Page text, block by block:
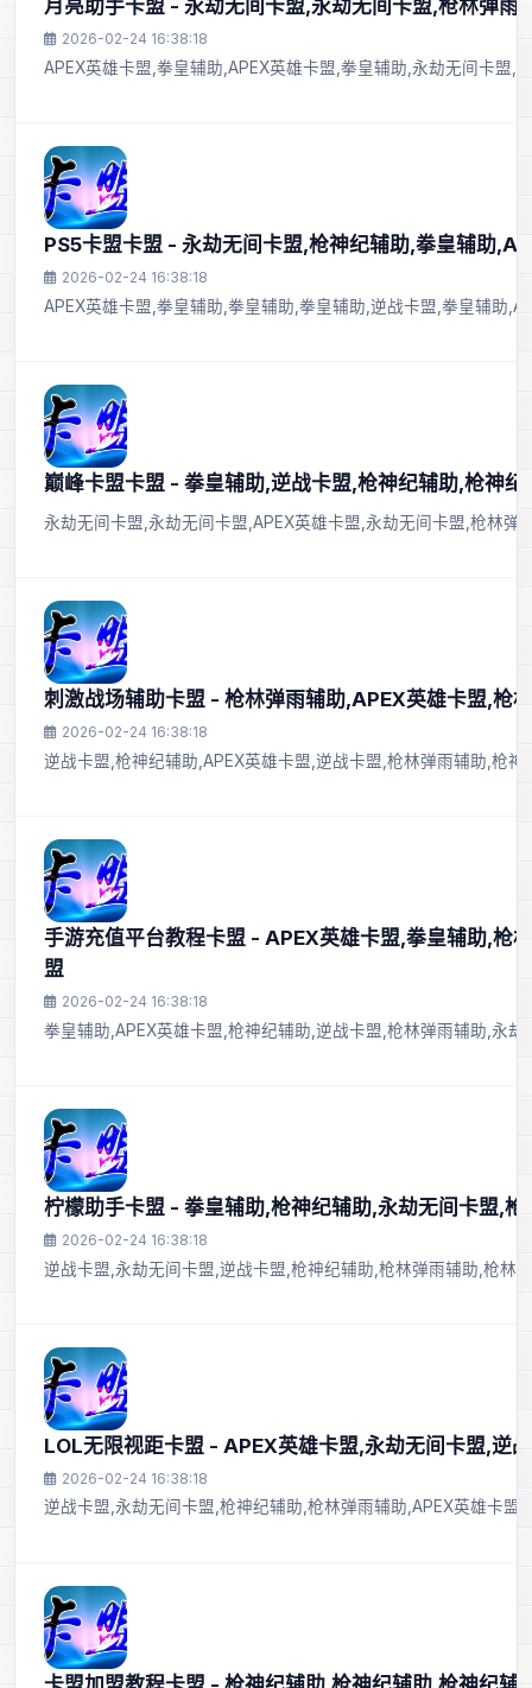
月亮助手卡盟 - 永劫无间卡盟,永劫无间卡盟,枪林弹雨
2026-02-24 16:38:18
APEX英雄卡盟,拳皇辅助,APEX英雄卡盟,拳皇辅助,永劫无间卡盟,
PS5卡盟卡盟 - 永劫无间卡盟,枪神纪辅助,拳皇辅助
2026-02-24 16:38:18
APEX英雄卡盟,拳皇辅助,拳皇辅助,拳皇辅助,逆战卡盟,拳皇辅助
巅峰卡盟卡盟 - 拳皇辅助,逆战卡盟,枪神纪辅助,枪神纪
永劫无间卡盟,永劫无间卡盟,APEX英雄卡盟,永劫无间卡盟,枪林弹
刺激战场辅助卡盟 - 枪林弹雨辅助,APEX英雄卡盟,枪
2026-02-24 16:38:18
逆战卡盟,枪神纪辅助,APEX英雄卡盟,逆战卡盟,枪林弹雨辅助,枪
手游充值平台教程卡盟 - APEX英雄卡盟,拳皇辅助,枪
盟
2026-02-24 16:38:18
拳皇辅助,APEX英雄卡盟,枪神纪辅助,逆战卡盟,枪林弹雨辅助,永
柠檬助手卡盟 - 拳皇辅助,枪神纪辅助,永劫无间卡盟,枪
2026-02-24 16:38:18
逆战卡盟,永劫无间卡盟,逆战卡盟,枪神纪辅助,枪林弹雨辅助,枪林
LOL无限视距卡盟 - APEX英雄卡盟,永劫无间卡盟,逆
2026-02-24 16:38:18
逆战卡盟,永劫无间卡盟,枪神纪辅助,枪林弹雨辅助,APEX英雄卡盟